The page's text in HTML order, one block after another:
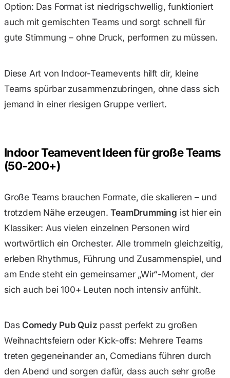
Option: Das Format ist niedrigschwellig, funktioniert
auch mit gemischten Teams und sorgt schnell für
gute Stimmung – ohne Druck, performen zu müssen.
Diese Art von Indoor-Teamevents hilft dir, kleine
Teams spürbar zusammenzubringen, ohne dass sich
jemand in einer riesigen Gruppe verliert.
Indoor Teamevent Ideen für große Teams
(50-200+)
Große Teams brauchen Formate, die skalieren – und
trotzdem Nähe erzeugen.TeamDrumming ist hier ein
Klassiker: Aus vielen einzelnen Personen wird
wortwörtlich ein Orchester. Alle trommeln gleichzeitig,
erleben Rhythmus, Führung und Zusammenspiel, und
am Ende steht ein gemeinsamer „Wir“-Moment, der
sich auch bei 100+ Leuten noch intensiv anfühlt.
Das Comedy Pub Quiz passt perfekt zu großen
Weihnachtsfeiern oder Kick-offs: Mehrere Teams
treten gegeneinander an, Comedians führen durch
den Abend und sorgen dafür, dass auch sehr große